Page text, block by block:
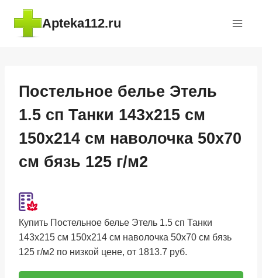
Перейти
содержимому
Apteka112.ru
Постельное белье Этель
1.5 сп Танки 143х215 см
150х214 см наволочка 50х70
см бязь 125 г/м2
Купить Постельное белье Этель 1.5 сп Танки
143х215 см 150х214 см наволочка 50х70 см бязь
125 г/м2 по низкой цене, от 1813.7 руб.